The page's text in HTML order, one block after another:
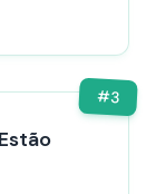
#3